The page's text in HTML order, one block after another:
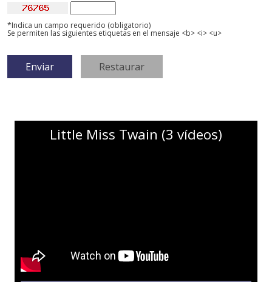
*Indica un campo requerido (obligatorio)
Se permiten las siguientes etiquetas en el mensaje <b> <i> <u>
Little Miss Twain (3 vídeos)